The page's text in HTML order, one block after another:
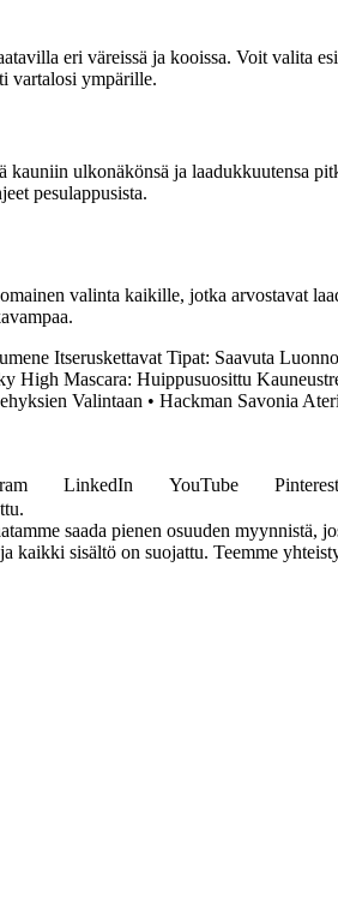
eri väreissä ja kooissa. Voit valita
vartalosi ympärille.
ulkonäkönsä ja laadukkuutensa
pesulappusista.
valinta kaikille, jotka arvostavat
Itseruskettavat Tipat: Saavuta
High Mascara: Huippusuosittu
Valintaan • Hackman Savonia
LinkedIn YouTube Pinterest
saada pienen osuuden myynnistä,
kaikki sisältö on suojattu. Teemme